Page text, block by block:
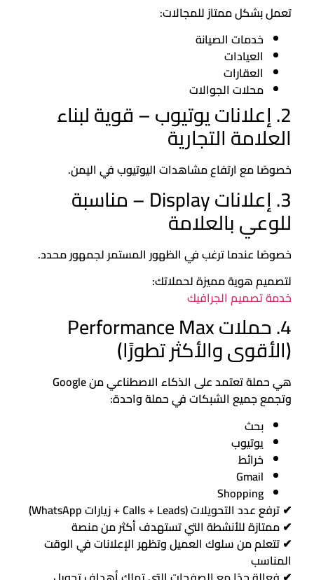
تعمل بشكل ممتاز للمجالات:
خدمات الصيانة
العيادات
العقارات
محلات الجوالات
2. إعلانات يوتيوب – قوية لبناء
العلامة التجارية
خصوصًا مع ارتفاع مشاهدات اليوتيوب في اليمن.
3. إعلانات Display – مناسبة
للوعي بالعلامة
خصوصًا عندما ترغب في الظهور المستمر لجمهور محدد.
لتصميم هوية مميزة لحملاتك:
خدمة تصميم الجرافيك
4. حملات Performance Max
(الأقوى والأكثر تطورًا)
هي حملة تعتمد على الذكاء الاصطناعي من Google
وتجمع جميع الشبكات في حملة واحدة:
بحث
يوتيوب
خرائط
Gmail
Shopping
✔ ترفع عدد التحويلات (Calls + Leads + زيارات WhatsApp)
✔ ممتازة للأنشطة التي تستهدف أكثر من منصة
✔ تتعلم من سلوك العميل وتظهر الإعلانات في الوقت
المناسب